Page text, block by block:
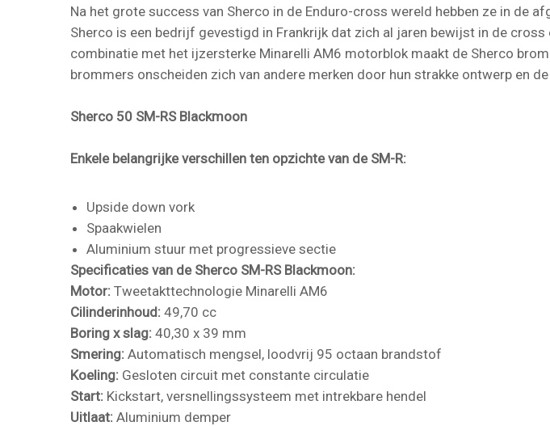
Na het grote success van Sherco in de Enduro-cross wereld hebben ze in de
Sherco is een bedrijf gevestigd in Frankrijk dat zich al jaren bewijst in de
combinatie met het ijzersterke Minarelli AM6 motorblok maakt de Sherco
brommers onscheiden zich van andere merken door hun strakke ontwerp en
Sherco 50 SM-RS Blackmoon
Enkele belangrijke verschillen ten opzichte van de SM-R:
Upside down vork
Spaakwielen
Aluminium stuur met progressieve sectie
Specificaties van de Sherco SM-RS Blackmoon:
Motor: Tweetakttechnologie Minarelli AM6
Cilinderinhoud: 49,70 cc
Boring x slag: 40,30 x 39 mm
Smering: Automatisch mengsel, loodvrij 95 octaan brandstof
Koeling: Gesloten circuit met constante circulatie
Start: Kickstart, versnellingssysteem met intrekbare hendel
Uitlaat: Aluminium demper